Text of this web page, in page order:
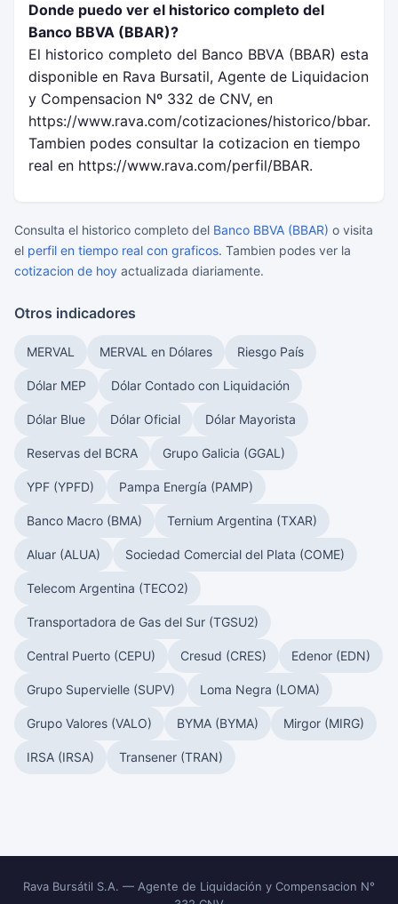
Donde puedo ver el historico completo del
Banco BBVA (BBAR)?
El historico completo del Banco BBVA (BBAR) esta
disponible en Rava Bursatil, Agente de Liquidacion
y Compensacion Nº 332 de CNV, en
https://www.rava.com/cotizaciones/historico/bbar.
Tambien podes consultar la cotizacion en tiempo
real en https://www.rava.com/perfil/BBAR.
Consulta el historico completo del Banco BBVA (BBAR) o visita
el perfil en tiempo real con graficos. Tambien podes ver la
cotizacion de hoy actualizada diariamente.
Otros indicadores
MERVAL MERVAL en Dólares Riesgo País
Dólar MEP Dólar Contado con Liquidación
Dólar Blue Dólar Oficial Dólar Mayorista
Reservas del BCRA Grupo Galicia (GGAL)
YPF (YPFD) Pampa Energía (PAMP)
Banco Macro (BMA) Ternium Argentina (TXAR)
Aluar (ALUA) Sociedad Comercial del Plata (COME)
Telecom Argentina (TECO2)
Transportadora de Gas del Sur (TGSU2)
Central Puerto (CEPU) Cresud (CRES) Edenor (EDN)
Grupo Supervielle (SUPV) Loma Negra (LOMA)
Grupo Valores (VALO) BYMA (BYMA) Mirgor (MIRG)
IRSA (IRSA) Transener (TRAN)
Rava Bursátil S.A. — Agente de Liquidación y Compensacion N°